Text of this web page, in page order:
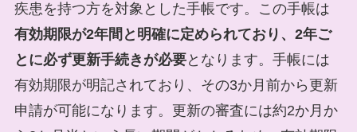
疾患を持つ方を対象とした手帳です。この手帳は
有効期限が2年間と明確に定められており、2年ご
とに必ず更新手続きが必要となります。手帳には
有効期限が明記されており、その3か月前から更新
申請が可能になります。更新の審査には約2か月か